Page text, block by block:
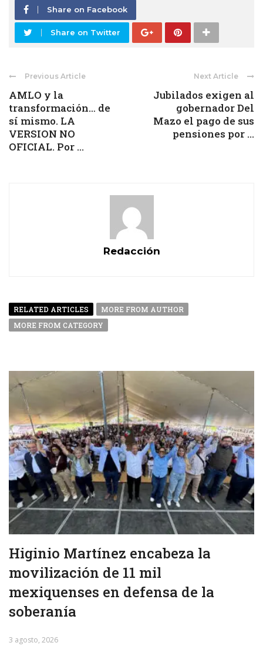
Share on Facebook
Share on Twitter
Previous Article
AMLO y la
transformación… de
sí mismo. LA
VERSION NO
OFICIAL. Por ...
Next Article
Jubilados exigen al
gobernador Del
Mazo el pago de sus
pensiones por ...
Redacción
RELATED ARTICLES
MORE FROM AUTHOR
MORE FROM CATEGORY
Higinio Martínez encabeza la
movilización de 11 mil
mexiquenses en defensa de la
soberanía
3 agosto, 2026